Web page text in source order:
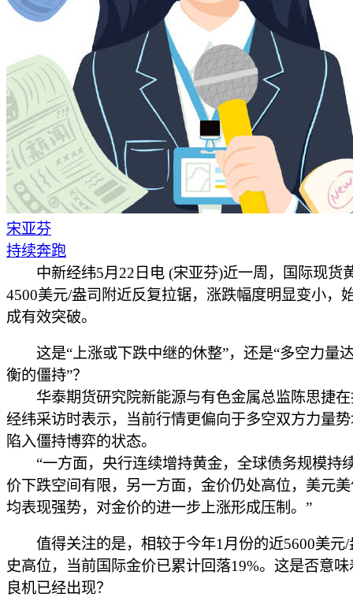
宋亚芬
持续奔跑
中新经纬5月22日电 (宋亚芬)近一周，国际现货
4500美元/盎司附近反复拉锯，涨跌幅度明显变小，
成有效突破。
这是“上涨或下跌中继的休整”，还是“多空力量
衡的僵持”？
华泰期货研究院新能源与有色金属总监陈思捷在
经纬采访时表示，当前行情更偏向于多空双方力量
陷入僵持博弈的状态。
“一方面，央行连续增持黄金，全球债务规模持
价下跌空间有限，另一方面，金价仍处高位，美元
均表现强势，对金价的进一步上涨形成压制。”
值得关注的是，相较于今年1月份的近5600美元/
史高位，当前国际金价已累计回落19%。这是否意味
良机已经出现？